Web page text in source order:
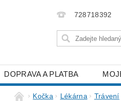
728718392
DOPRAVA A PLATBA
Kočka Lékárna Trávení